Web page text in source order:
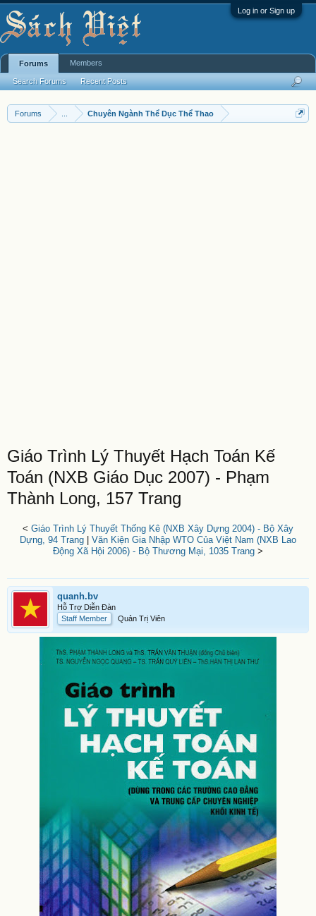
Log in or Sign up
Forums Chuyên Ngành Thể Dục Thể Thao
Giáo Trình Lý Thuyết Hạch Toán Kế
Toán (NXB Giáo Dục 2007) - Phạm
Thành Long, 157 Trang
< Giáo Trình Lý Thuyết Thống Kê (NXB Xây Dựng 2004) - Bộ Xây
Dựng, 94 Trang
Văn Kiện Gia Nhập WTO Của Việt Nam (NXB Lao
Động Xã Hội 2006) - Bộ Thương Mại, 1035 Trang >
quanh.bv
Hỗ Trợ Diễn Đàn
Staff Member
Quản Trị Viên
Forums
Search Forums Recent Posts
Members